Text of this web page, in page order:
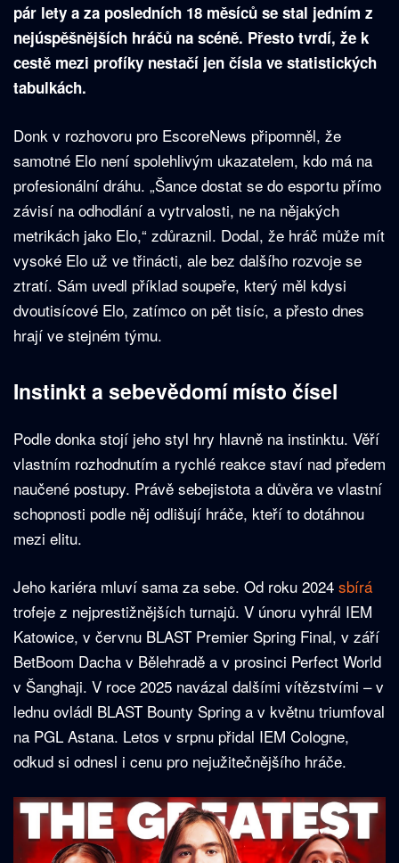
pár lety a za posledních 18 měsíců se stal jedním z
nejúspěšnějších hráčů na scéně. Přesto tvrdí, že k
cestě mezi profíky nestačí jen čísla ve statistických
tabulkách.
Donk v rozhovoru pro EscoreNews připomněl, že
samotné Elo není spolehlivým ukazatelem, kdo má na
profesionální dráhu. „Šance dostat se do esportu přímo
závisí na odhodlání a vytrvalosti, ne na nějakých
metrikách jako Elo,“ zdůraznil. Dodal, že hráč může mít
vysoké Elo už ve třinácti, ale bez dalšího rozvoje se
ztratí. Sám uvedl příklad soupeře, který měl kdysi
dvoutisícové Elo, zatímco on pět tisíc, a přesto dnes
hrají ve stejném týmu.
Instinkt a sebevědomí místo čísel
Podle donka stojí jeho styl hry hlavně na instinktu. Věří
vlastním rozhodnutím a rychlé reakce staví nad předem
naučené postupy. Právě sebejistota a důvěra ve vlastní
schopnosti podle něj odlišují hráče, kteří to dotáhnou
mezi elitu.
Jeho kariéra mluví sama za sebe. Od roku 2024 sbírá
trofeje z nejprestižnějších turnajů. V únoru vyhrál IEM
Katowice, v červnu BLAST Premier Spring Final, v září
BetBoom Dacha v Bělehradě a v prosinci Perfect World
v Šanghaji. V roce 2025 navázal dalšími vítězstvími – v
lednu ovládl BLAST Bounty Spring a v květnu triumfoval
na PGL Astana. Letos v srpnu přidal IEM Cologne,
odkud si odnesl i cenu pro nejužitečnějšího hráče.